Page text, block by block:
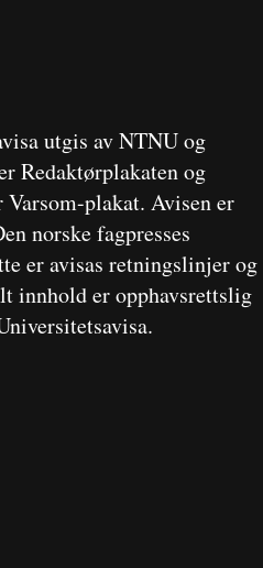
utgis av NTNU og
Redaktørplakaten og
Varsom-plakat. Avisen er
norske fagpresses
er avisas retningslinjer og
innhold er opphavsrettslig